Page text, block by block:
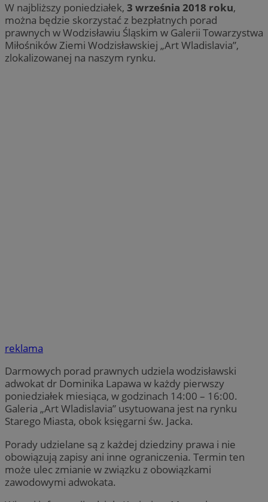
W najbliższy poniedziałek, 3 września 2018 roku,
można będzie skorzystać z bezpłatnych porad
prawnych w Wodzisławiu Śląskim w Galerii Towarzystwa
Miłośników Ziemi Wodzisławskiej „Art Wladislavia”,
zlokalizowanej na naszym rynku.
reklama
Darmowych porad prawnych udziela wodzisławski
adwokat dr Dominika Lapawa w każdy pierwszy
poniedziałek miesiąca, w godzinach 14:00 – 16:00.
Galeria „Art Wladislavia” usytuowana jest na rynku
Starego Miasta, obok księgarni św. Jacka.
Porady udzielane są z każdej dziedziny prawa i nie
obowiązują zapisy ani inne ograniczenia. Termin ten
może ulec zmianie w związku z obowiązkami
zawodowymi adwokata.